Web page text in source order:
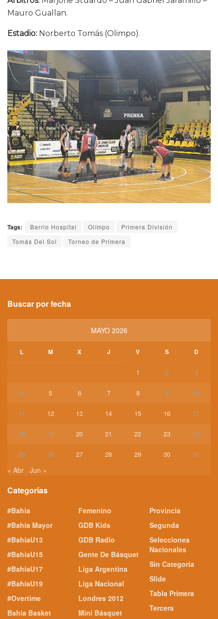
Mauro Guallan.⁩
Estadio: Norberto Tomás (Olimpo).
Tags: Barrio Hospital Olímpo
Primera División
Tomás Del Sol
Torneo de Primera
Buscar por fecha
MAYO 2026
L M X J V S D
1 2 3
4 5 6 7 8 9 10
11 12 13 14 15 16 17
18 19 20 21 22 23 24
25 26 27 28 29 30 31
« Abr Jun »
Categorías
#Bahía
#Bahía Mayor
#BahíaU13
#BahíaU15
#BahíaU17
#BahíaU19
#Overtime
Bahía Basket
Femenino
GDB Kids
GDB Radio
Gente De Básquet
Liga Argentina
Liga Nacional
Londres 2012
Mini Básquet
Provincia
Segunda
Selecciones
Nacionales
Sin Categoría
Slide
Tabla Primera
Tercera